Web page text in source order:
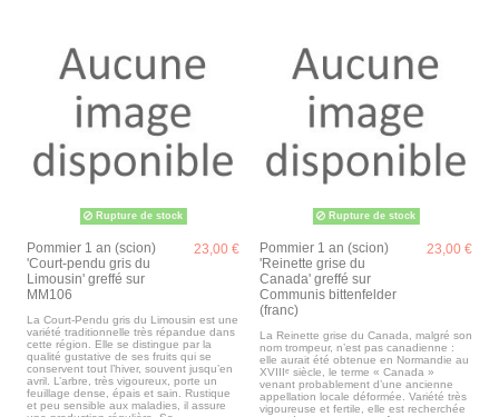
Rupture de stock
Pommier 1 an (scion)
'Court-pendu gris du
Limousin' greffé sur
MM106
23,00 €
La Court-Pendu gris du Limousin est une
variété traditionnelle très répandue dans
cette région. Elle se distingue par la
qualité gustative de ses fruits qui se
conservent tout l’hiver, souvent jusqu’en
avril. L’arbre, très vigoureux, porte un
feuillage dense, épais et sain. Rustique
et peu sensible aux maladies, il assure
Rupture de stock
Pommier 1 an (scion)
'Reinette grise du
Canada' greffé sur
Communis bittenfelder
(franc)
23,00 €
La Reinette grise du Canada, malgré son
nom trompeur, n’est pas canadienne :
elle aurait été obtenue en Normandie au
XVIIIᵉ siècle, le terme « Canada »
venant probablement d’une ancienne
appellation locale déformée. Variété très
vigoureuse et fertile, elle est recherchée